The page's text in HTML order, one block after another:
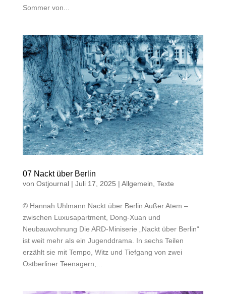
Sommer von...
07 Nackt über Berlin
von Ostjournal| Juli 17, 2025 | Allgemein, Texte
© Hannah Uhlmann Nackt über Berlin Außer Atem –
zwischen Luxusapartment, Dong-Xuan und
Neubauwohnung Die ARD-Miniserie „Nackt über Berlin“
ist weit mehr als ein Jugenddrama. In sechs Teilen
erzählt sie mit Tempo, Witz und Tiefgang von zwei
Ostberliner Teenagern,...